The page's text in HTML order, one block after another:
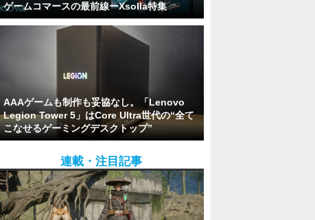
ゲームコマースの最前線ーXsolla特集
AAAゲームも制作も妥協なし。「Lenovo
Legion Tower 5」はCore Ultra世代の“全て
こなせるゲーミングデスクトップ”
連載・注目記事